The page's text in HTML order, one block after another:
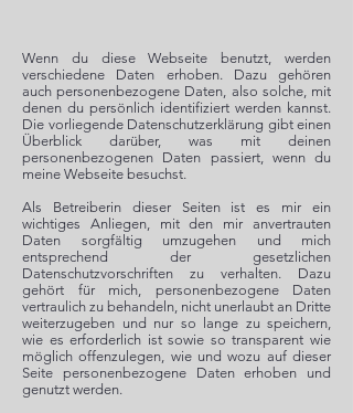
Wenn du diese Webseite benutzt, werden
verschiedene Daten erhoben. Dazu gehören
auch personenbezogene Daten, also solche, mit
denen du persönlich identifiziert werden kannst.
Die vorliegende Datenschutzerklärung gibt einen
Überblick darüber, was mit deinen
personenbezogenen Daten passiert, wenn du
meine Webseite besuchst.
Als Betreiberin dieser Seiten ist es mir ein
wichtiges Anliegen, mit den mir anvertrauten
Daten sorgfältig umzugehen und mich
entsprechend der gesetzlichen
Datenschutzvorschriften zu verhalten. Dazu
gehört für mich, personenbezogene Daten
vertraulich zu behandeln, nicht unerlaubt an Dritte
weiterzugeben und nur so lange zu speichern,
wie es erforderlich ist sowie so transparent wie
möglich offenzulegen, wie und wozu auf dieser
Seite personenbezogene Daten erhoben und
genutzt werden.